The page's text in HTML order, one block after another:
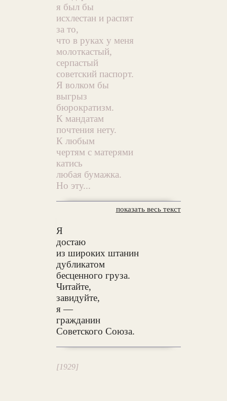
я был бы
исхлестан и распят
за то,
что в руках у меня
молоткастый,
серпастый
советский паспорт.
Я волком бы
выгрыз
бюрократизм.
К мандатам
почтения нету.
К любым
чертям с матерями
катись
любая бумажка.
Но эту...
показать весь текст
Я
достаю
из широких штанин
дубликатом
бесценного груза.
Читайте,
завидуйте,
я —
гражданин
Советского Союза.
[1929]